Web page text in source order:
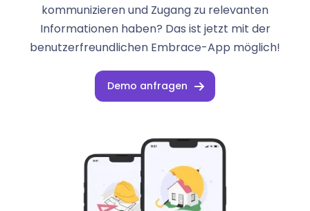
kommunizieren und Zugang zu relevanten
Informationen haben? Das ist jetzt mit der
benutzerfreundlichen Embrace-App möglich!
Demo anfragen